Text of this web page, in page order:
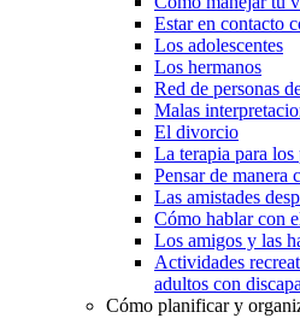
Estar en contacto
Los adolescentes
Los hermanos
Red de personas
Malas
El divorcio
La terapia para los
Pensar de manera
Las amistades
Cómo hablar con
Los amigos y las
Actividades
adultos con
Cómo planificar y